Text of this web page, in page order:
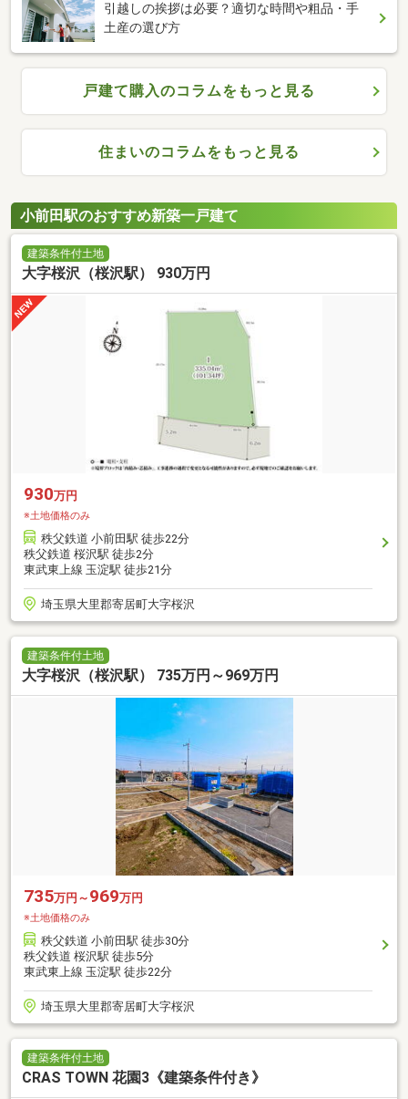
引越しの挨拶は必要？適切な時間や粗品・手
土産の選び方
戸建て購入のコラムをもっと見る
住まいのコラムをもっと見る
小前田駅のおすすめ新築一戸建て
建築条件付土地
大字桜沢（桜沢駅） 930万円
930万円
※土地価格のみ
秩父鉄道 小前田駅 徒歩22分
秩父鉄道 桜沢駅 徒歩2分
東武東上線 玉淀駅 徒歩21分
埼玉県大里郡寄居町大字桜沢
建築条件付土地
大字桜沢（桜沢駅） 735万円～969万円
735万円～ 969万円
※土地価格のみ
秩父鉄道 小前田駅 徒歩30分
秩父鉄道 桜沢駅 徒歩5分
東武東上線 玉淀駅 徒歩22分
埼玉県大里郡寄居町大字桜沢
建築条件付土地
CRAS TOWN 花園3《建築条件付き》